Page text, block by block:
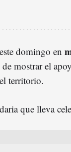
domingo en
mostrar el
territorio.
que lleva